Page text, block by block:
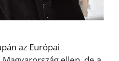
az Európai